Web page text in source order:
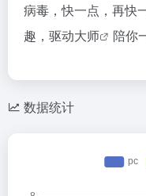
病毒，快一点，再快
趣， 驱动大师 陪你
数据统计